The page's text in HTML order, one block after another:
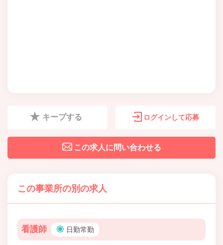
キープする ログインして応募
この求人に問い合わせる
この事業所の別の求人
看護師 日勤常勤